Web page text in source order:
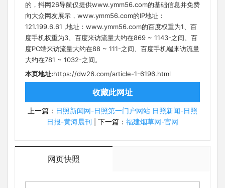
的，抖网26导航仅提供www.ymm56.com的基础信息并免费
向大众网友展示，www.ymm56.com的IP地址：
121.199.6.61 ,地址：www.ymm56.com的百度权重为1、百
度手机权重为3、百度来访流量大约在869 ~ 1143-之间、百
度PC端来访流量大约在88 ~ 111-之间、百度手机端来访流量
大约在781 ~ 1032-之间。
本页地址:https://dw26.com/article-1-6196.html
收藏此网址
上一篇： 日照新闻网-日照第一门户网站 日照新闻-日照
日报-黄海晨刊
下一篇： 福建烟草网-官网
网页快照